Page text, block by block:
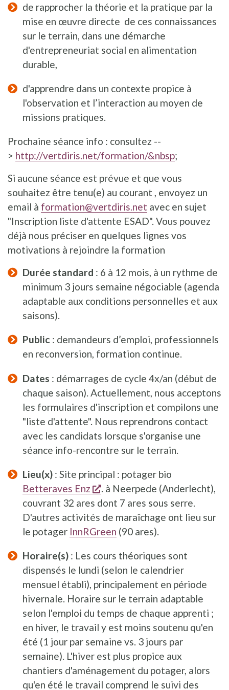
de rapprocher la théorie et la pratique par la
mise en œuvre directe de ces connaissances
sur le terrain, dans une démarche
d'entrepreneuriat social en alimentation
durable,
d'apprendre dans un contexte propice à
l'observation et l’interaction au moyen de
missions pratiques.
Prochaine séance info : consultez --
> http://vertdiris.net/formation/&nbsp;
Si aucune séance est prévue et que vous
souhaitez être tenu(e) au courant , envoyez un
email à formation@vertdiris.net avec en sujet
"Inscription liste d'attente ESAD". Vous pouvez
déjà nous préciser en quelques lignes vos
motivations à rejoindre la formation
Durée standard : 6 à 12 mois, à un rythme de
minimum 3 jours semaine négociable (agenda
adaptable aux conditions personnelles et aux
saisons).
Public: demandeurs d’emploi, professionnels
en reconversion, formation continue.
Dates : démarrages de cycle 4x/an (début de
chaque saison). Actuellement, nous acceptons
les formulaires d'inscription et compilons une
"liste d'attente". Nous reprendrons contact
avec les candidats lorsque s'organise une
séance info-rencontre sur le terrain.
Lieu(x): Site principal : potager bio
Betteraves Enz
opent een nieuw venster
. à Neerpede (Anderlecht),
couvrant 32 ares dont 7 ares sous serre.
D'autres activités de maraîchage ont lieu sur
le potager InnRGreen (90 ares).
Horaire(s): Les cours théoriques sont
dispensés le lundi (selon le calendrier
mensuel établi), principalement en période
hivernale. Horaire sur le terrain adaptable
selon l'emploi du temps de chaque apprenti ;
en hiver, le travail y est moins soutenu qu'en
été (1 jour par semaine vs. 3 jours par
semaine). L'hiver est plus propice aux
chantiers d'aménagement du potager, alors
qu'en été le travail comprend le suivi des